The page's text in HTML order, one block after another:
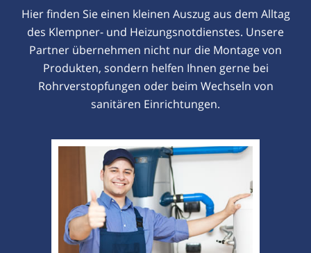
Hier finden Sie einen kleinen Auszug aus dem Alltag
des Klempner- und Heizungsnotdienstes. Unsere
Partner übernehmen nicht nur die Montage von
Produkten, sondern helfen Ihnen gerne bei
Rohrverstopfungen oder beim Wechseln von
sanitären Einrichtungen.